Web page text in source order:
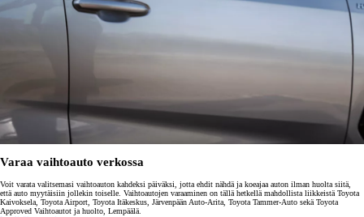
Varaa vaihtoauto verkossa
Voit varata valitsemasi vaihtoauton kahdeksi päiväksi, jotta ehdit nähdä ja koeajaa auton ilman huolta siitä,
että auto myytäisiin jollekin toiselle. Vaihtoautojen varaaminen on tällä hetkellä mahdollista liikkeistä Toyota
Kaivoksela, Toyota Airport, Toyota Itäkeskus, Järvenpään Auto-Arita, Toyota Tammer-Auto sekä Toyota
Approved Vaihtoautot ja huolto, Lempäälä.